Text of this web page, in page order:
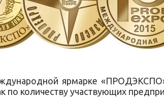
ярмарке
по количеству участвующих